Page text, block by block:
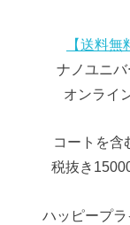
【送料
ナノユニバ
オンライ
コートを含
税抜き
ハッピープラ